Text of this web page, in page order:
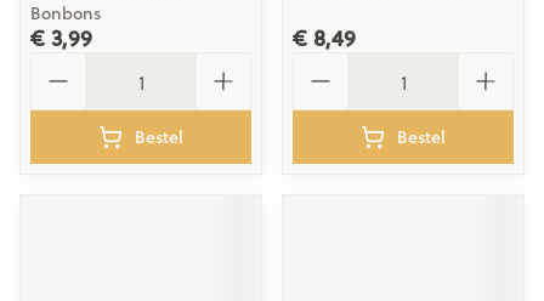
Bonbons
€ 3,99
Bestel
€ 8,49
Bestel